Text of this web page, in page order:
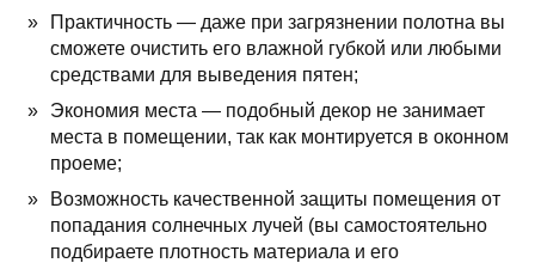
Практичность — даже при загрязнении полотна вы
сможете очистить его влажной губкой или любыми
средствами для выведения пятен;
Экономия места — подобный декор не занимает
места в помещении, так как монтируется в оконном
проеме;
Возможность качественной защиты помещения от
попадания солнечных лучей (вы самостоятельно
подбираете плотность материала и его